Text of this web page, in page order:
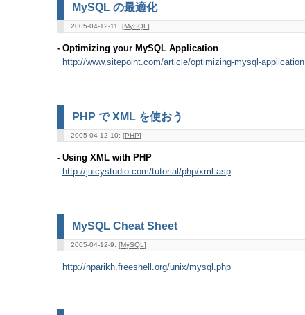
MySQL の最適化
2005-04-12-11: [MySQL]
- Optimizing your MySQL Application
http://www.sitepoint.com/article/optimizing-mysql-application
PHP で XML を使おう
2005-04-12-10: [PHP]
- Using XML with PHP
http://juicystudio.com/tutorial/php/xml.asp
MySQL Cheat Sheet
2005-04-12-9: [MySQL]
http://nparikh.freeshell.org/unix/mysql.php